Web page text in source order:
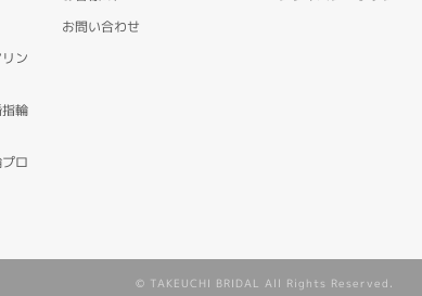
ン
輪
ロ
お問い合わせ
© TAKEUCHI BRIDAL All Rights Reserved.